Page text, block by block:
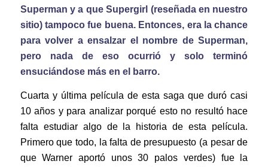
Superman y a que Supergirl (reseñada en nuestro
sitio) tampoco fue buena. Entonces, era la chance
para volver a ensalzar el nombre de Superman,
pero nada de eso ocurrió y solo terminó
ensuciándose más en el barro.
Cuarta y última película de esta saga que duró casi
10 años y para analizar porqué esto no resultó hace
falta estudiar algo de la historia de esta película.
Primero que todo, la falta de presupuesto (a pesar de
que Warner aportó unos 30 palos verdes) fue la